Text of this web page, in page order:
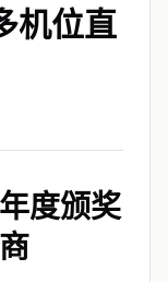
机位直
度颁奖